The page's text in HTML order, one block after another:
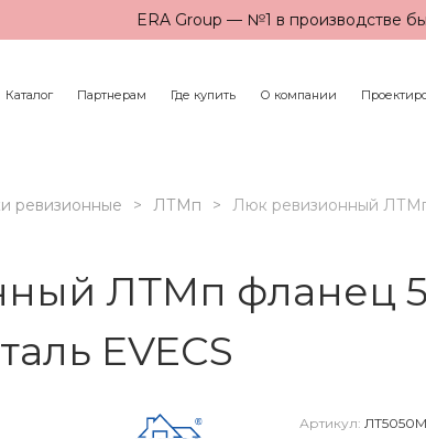
ERA Group — №1 в производстве
Каталог Партнерам Где купить О компании
ревизионные ЛТМп Люк ревизионный ЛТМп
ЛТМп фланец
EVECS
Артикул: